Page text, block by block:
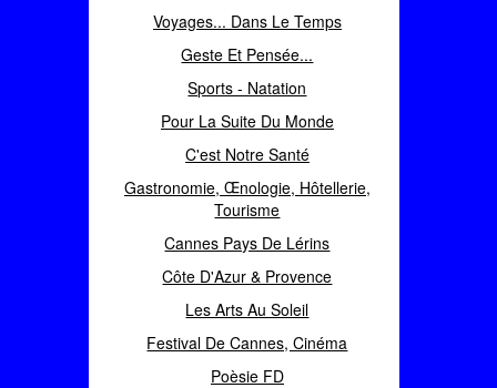
Voyages... Dans Le Temps
Geste Et Pensée...
Sports - Natation
Pour La Suite Du Monde
C'est Notre Santé
Gastronomie, Œnologie, Hôtellerie,
Tourisme
Cannes Pays De Lérins
Côte D'Azur & Provence
Les Arts Au Soleil
Festival De Cannes, Cinéma
Poèsie FD